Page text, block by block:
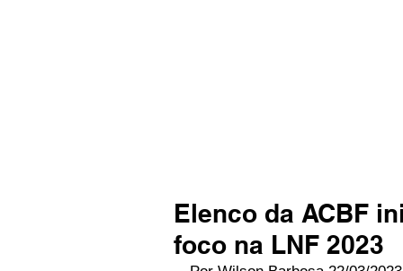
Elenco da ACBF
foco na LNF 2023